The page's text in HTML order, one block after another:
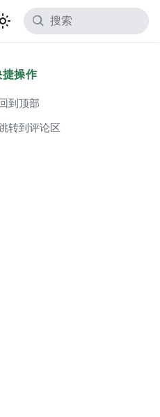
操作
到顶部
转到评论区